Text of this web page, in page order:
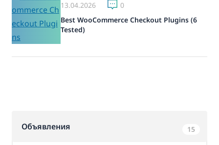
13.04.2026
0
Best WooCommerce Checkout Plugins (6
Tested)
Объявления 15